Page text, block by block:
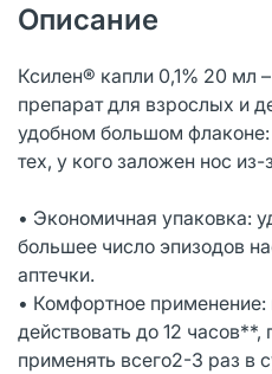
Описание
Ксилен® капли 0,1% 20 мл
препарат для взрослых и
удобном большом
тех, у кого заложен нос
• Экономичная упаковка:
большее число эпизодов
аптечки.
• Комфортное
действовать до 12 часов**,
применять всего2-3 раз в